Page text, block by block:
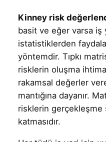
Kinney risk
basit ve eğer varsa iş
istatistiklerden
yöntemdir. Tıpkı
risklerin oluşma
rakamsal değerler
mantığına dayanır.
risklerin gerçekleşme
katmasıdır.